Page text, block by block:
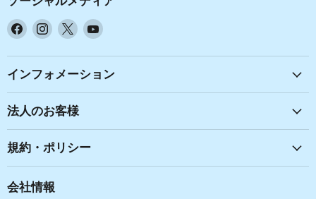
Facebook
見
つ
て
く
さ
い
Instagram
見
つ
て
く
さ
い
X
見
つ
て
く
さ
い
YouTube
見
つ
い
インフォメーション
法人のお客様
規約・ポリシー
会社情報